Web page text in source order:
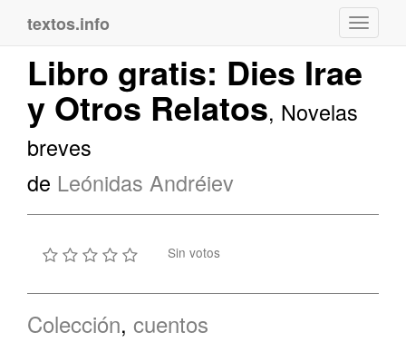
textos.info
Libro gratis: Dies Irae
y Otros Relatos, Novelas
breves
de Leónidas Andréiev
Sin votos
Colección, cuentos